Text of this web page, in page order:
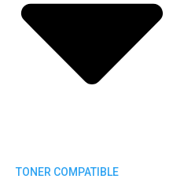
TONER COMPATIBLE